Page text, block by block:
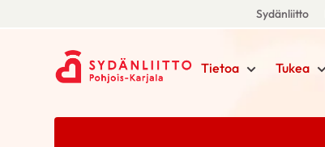
Sydänliitto
Tietoa Tukea